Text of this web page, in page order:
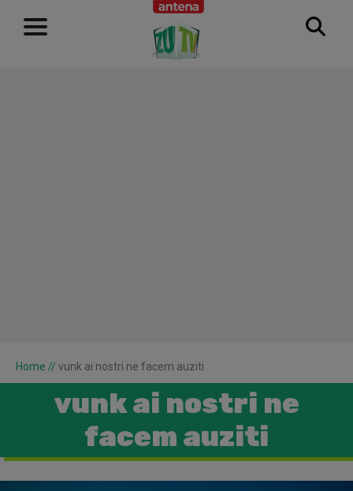
RECLAMĂ
Home // vunk ai nostri ne facem auziti
vunk ai nostri ne
facem auziti